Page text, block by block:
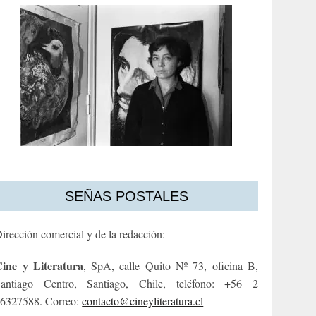
SEÑAS POSTALES
comercial y de la redacción:
y Literatura, SpA, calle Quito Nº 73, oficina B,
Centro, Santiago, Chile, teléfono: +56 2
Correo:contacto@cineyliteratura.cl